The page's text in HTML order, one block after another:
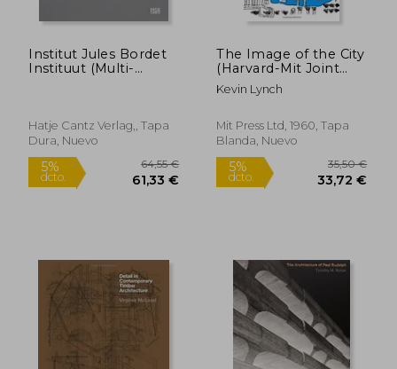
Institut Jules Bordet
Instituut (Multi-
Hatje Cantz Verlag,, Tapa
Dura, Nuevo
The Image of the City
(Harvard-Mit Joint
Center for Urban
Studies Series) (en
Kevin Lynch
Mit Press Ltd, 1960, Tapa
Blanda, Nuevo